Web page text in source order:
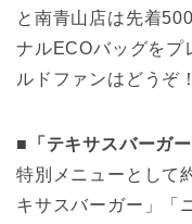
と南青山店は先着
ナルECOバッグをプ
ルドファンはどうぞ！
■「テキサスバーガ
特別メニューとして
キサスバーガー」「